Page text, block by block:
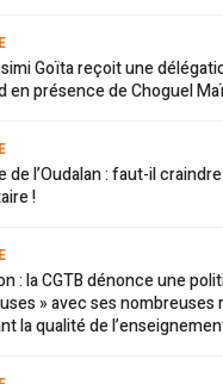
Goïta reçoit une
en présence de Choguel
de l’Oudalan : faut-il
!
: la CGTB dénonce une
» avec ses
la qualité de